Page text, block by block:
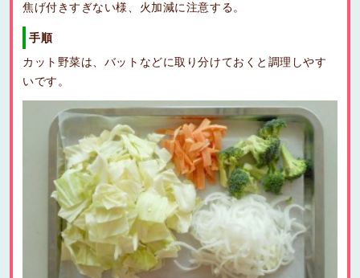
焦げ付きすぎない様、火加減に注意する。
手順
カット野菜は、バットなどに取り分けておくと調理しやす
いです。